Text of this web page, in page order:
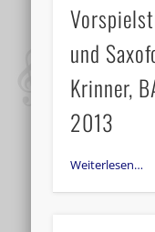
und
Krinner,
2013
Weiterlesen…